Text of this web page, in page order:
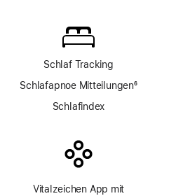
Schlaf Tracking
Schlafapnoe Mitteilungen6
Schlafindex
Vitalzeichen App mit